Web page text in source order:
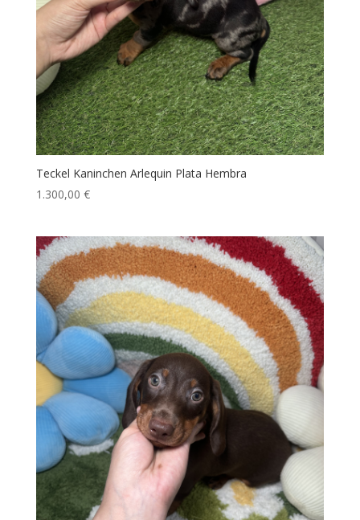
Teckel Kaninchen Arlequin Plata Hembra
1.300,00 €